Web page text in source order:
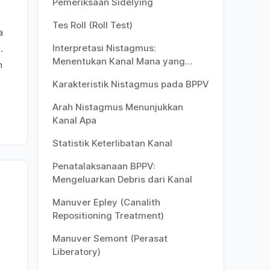
Tes Roll (Roll Test)
Interpretasi Nistagmus:
Menentukan Kanal Mana yang
Karakteristik Nistagmus pada BPPV
Arah Nistagmus Menunjukkan
Kanal Apa
Statistik Keterlibatan Kanal
Penatalaksanaan BPPV:
Mengeluarkan Debris dari Kanal
Manuver Epley (Canalith
Repositioning Treatment)
Manuver Semont (Perasat
Liberatory)